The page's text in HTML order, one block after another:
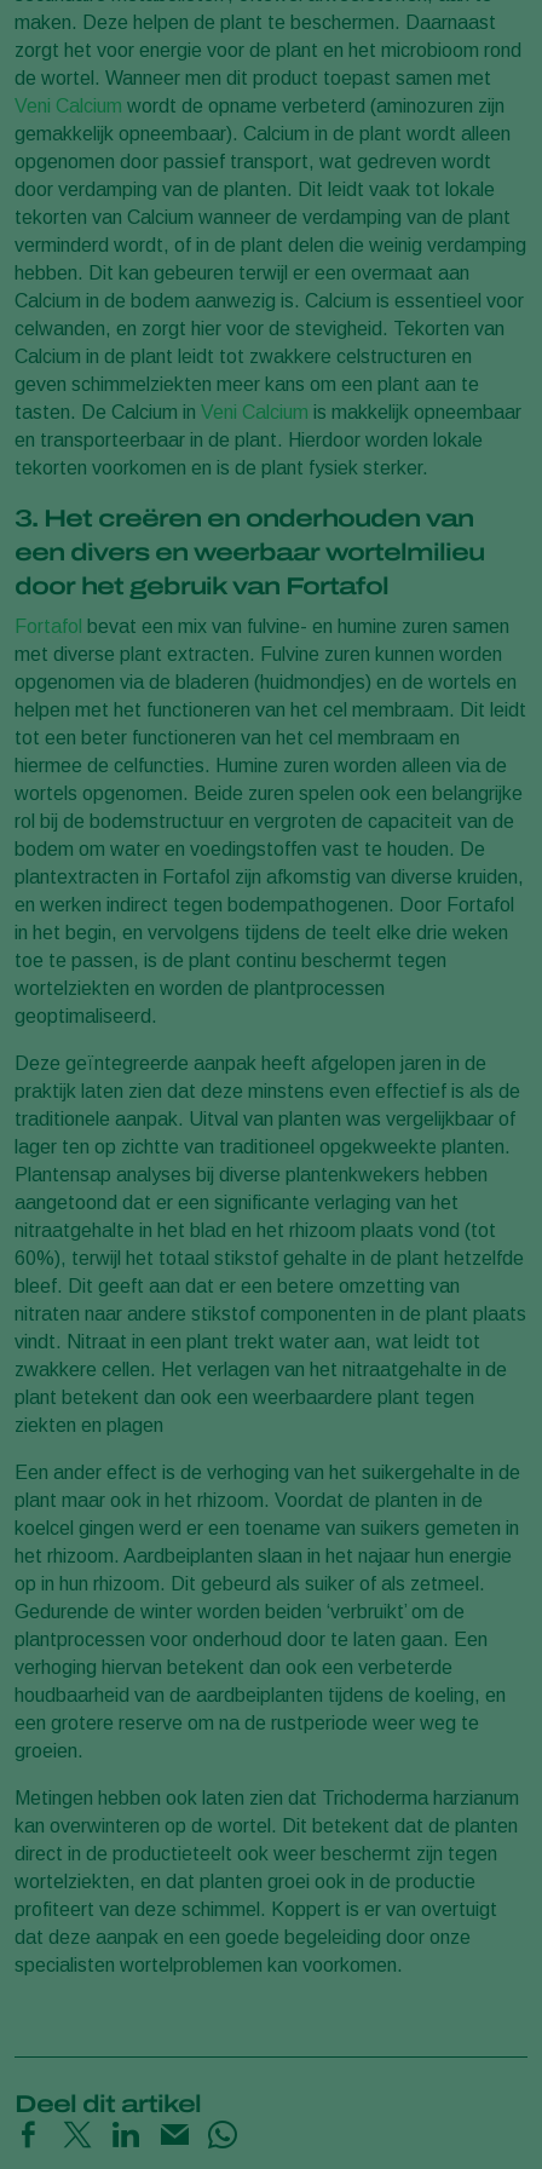
maken. Deze helpen de plant te beschermen. Daarnaast
zorgt het voor energie voor de plant en het microbioom rond
de wortel. Wanneer men dit product toepast samen met
Veni Calcium wordt de opname verbeterd (aminozuren zijn
gemakkelijk opneembaar). Calcium in de plant wordt alleen
opgenomen door passief transport, wat gedreven wordt
door verdamping van de planten. Dit leidt vaak tot lokale
tekorten van Calcium wanneer de verdamping van de plant
verminderd wordt, of in de plant delen die weinig verdamping
hebben. Dit kan gebeuren terwijl er een overmaat aan
Calcium in de bodem aanwezig is. Calcium is essentieel voor
celwanden, en zorgt hier voor de stevigheid. Tekorten van
Calcium in de plant leidt tot zwakkere celstructuren en
geven schimmelziekten meer kans om een plant aan te
tasten. De Calcium in Veni Calcium is makkelijk opneembaar
en transporteerbaar in de plant. Hierdoor worden lokale
tekorten voorkomen en is de plant fysiek sterker.
3. Het creëren en onderhouden van
een divers en weerbaar wortelmilieu
door het gebruik van Fortafol
Fortafol bevat een mix van fulvine- en humine zuren samen
met diverse plant extracten. Fulvine zuren kunnen worden
opgenomen via de bladeren (huidmondjes) en de wortels en
helpen met het functioneren van het cel membraam. Dit leidt
tot een beter functioneren van het cel membraam en
hiermee de celfuncties. Humine zuren worden alleen via de
wortels opgenomen. Beide zuren spelen ook een belangrijke
rol bij de bodemstructuur en vergroten de capaciteit van de
bodem om water en voedingstoffen vast te houden. De
plantextracten in Fortafol zijn afkomstig van diverse kruiden,
en werken indirect tegen bodempathogenen. Door Fortafol
in het begin, en vervolgens tijdens de teelt elke drie weken
toe te passen, is de plant continu beschermt tegen
wortelziekten en worden de plantprocessen
geoptimaliseerd.
Deze geïntegreerde aanpak heeft afgelopen jaren in de
praktijk laten zien dat deze minstens even effectief is als de
traditionele aanpak. Uitval van planten was vergelijkbaar of
lager ten op zichtte van traditioneel opgekweekte planten.
Plantensap analyses bij diverse plantenkwekers hebben
aangetoond dat er een significante verlaging van het
nitraatgehalte in het blad en het rhizoom plaats vond (tot
60%), terwijl het totaal stikstof gehalte in de plant hetzelfde
bleef. Dit geeft aan dat er een betere omzetting van
nitraten naar andere stikstof componenten in de plant plaats
vindt. Nitraat in een plant trekt water aan, wat leidt tot
zwakkere cellen. Het verlagen van het nitraatgehalte in de
plant betekent dan ook een weerbaardere plant tegen
ziekten en plagen
Een ander effect is de verhoging van het suikergehalte in de
plant maar ook in het rhizoom. Voordat de planten in de
koelcel gingen werd er een toename van suikers gemeten in
het rhizoom. Aardbeiplanten slaan in het najaar hun energie
op in hun rhizoom. Dit gebeurd als suiker of als zetmeel.
Gedurende de winter worden beiden ‘verbruikt’ om de
plantprocessen voor onderhoud door te laten gaan. Een
verhoging hiervan betekent dan ook een verbeterde
houdbaarheid van de aardbeiplanten tijdens de koeling, en
een grotere reserve om na de rustperiode weer weg te
groeien.
Metingen hebben ook laten zien dat Trichoderma harzianum
kan overwinteren op de wortel. Dit betekent dat de planten
direct in de productieteelt ook weer beschermt zijn tegen
wortelziekten, en dat planten groei ook in de productie
profiteert van deze schimmel. Koppert is er van overtuigt
dat deze aanpak en een goede begeleiding door onze
specialisten wortelproblemen kan voorkomen.
Deel dit artikel